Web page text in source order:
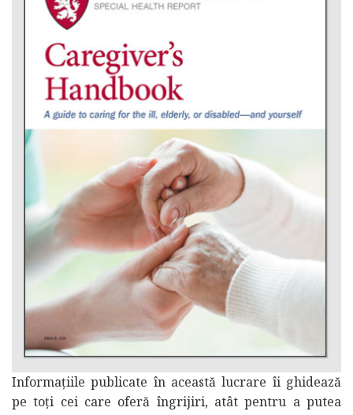
Informațiile publicate în această lucrare îi ghidează
pe toți cei care oferă îngrijiri, atât pentru a putea